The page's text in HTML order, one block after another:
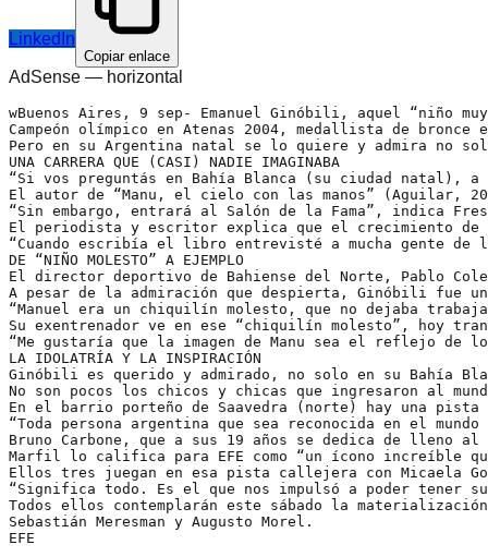
LinkedIn
Copiar enlace
AdSense — horizontal
wBuenos Aires, 9 sep- Emanuel Ginóbili, aquel “niño
Campeón olímpico en Atenas 2004, medallista de
Pero en su Argentina natal se lo quiere y admira no
UNA CARRERA QUE (CASI) NADIE IMAGINABA
“Si vos preguntás en Bahía Blanca (su ciudad natal),
El autor de “Manu, el cielo con las manos” (Aguilar,
“Sin embargo, entrará al Salón de la Fama”, indica
El periodista y escritor explica que el crecimiento de
“Cuando escribía el libro entrevisté a mucha gente de
DE “NIÑO MOLESTO” A EJEMPLO
El director deportivo de Bahiense del Norte, Pablo
A pesar de la admiración que despierta, Ginóbili fue
“Manuel era un chiquilín molesto, que no dejaba
Su exentrenador ve en ese “chiquilín molesto”, hoy
“Me gustaría que la imagen de Manu sea el reflejo de
LA IDOLATRÍA Y LA INSPIRACIÓN
Ginóbili es querido y admirado, no solo en su Bahía
No son pocos los chicos y chicas que ingresaron al
En el barrio porteño de Saavedra (norte) hay una
“Toda persona argentina que sea reconocida en el
Bruno Carbone, que a sus 19 años se dedica de
Marfil lo califica para EFE como “un ícono increíble
Ellos tres juegan en esa pista callejera con Micaela
“Significa todo. Es el que nos impulsó a poder tener
Todos ellos contemplarán este sábado la
Sebastián Meresman y Augusto Morel.
EFE